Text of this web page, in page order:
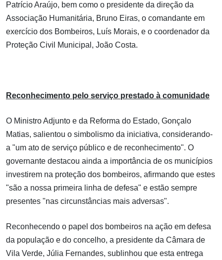
Patrício Araújo, bem como o presidente da direção da
Associação Humanitária, Bruno Eiras, o comandante em
exercício dos Bombeiros, Luís Morais, e o coordenador da
Proteção Civil Municipal, João Costa.
Reconhecimento pelo serviço prestado à comunidade
O Ministro Adjunto e da Reforma do Estado, Gonçalo
Matias, salientou o simbolismo da iniciativa, considerando-
a "um ato de serviço público e de reconhecimento". O
governante destacou ainda a importância de os municípios
investirem na proteção dos bombeiros, afirmando que estes
"são a nossa primeira linha de defesa" e estão sempre
presentes "nas circunstâncias mais adversas".
Reconhecendo o papel dos bombeiros na ação em defesa
da população e do concelho, a presidente da Câmara de
Vila Verde, Júlia Fernandes, sublinhou que esta entrega